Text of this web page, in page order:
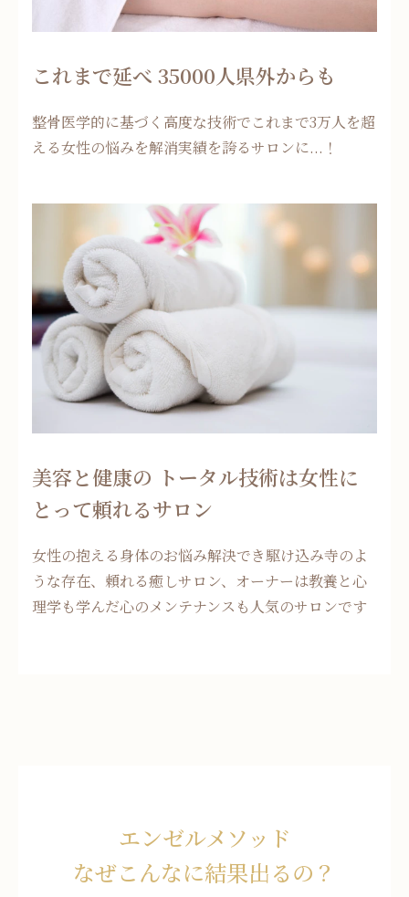
これまで延べ 35000人県外からも
整骨医学的に基づく高度な技術でこれまで3万人を超
える女性の悩みを解消実績を誇るサロンに...！
美容と健康の トータル技術は女性に
とって頼れるサロン
女性の抱える身体のお悩み解決でき駆け込み寺のよ
うな存在、頼れる癒しサロン、オーナーは教養と心
理学も学んだ心のメンテナンスも人気のサロンです
エンゼルメソッド
なぜこんなに結果出るの？